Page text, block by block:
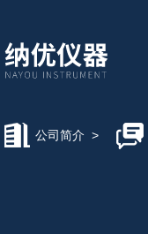
公司简介 >